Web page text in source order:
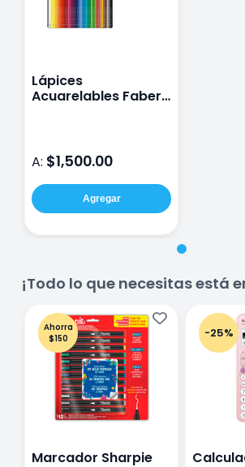
Lápices
Acuarelables Faber-
A: $1,500.00
Agregar
¡Todo lo que necesitas está
Ahorra
$150
Marcador Sharpie
-25%